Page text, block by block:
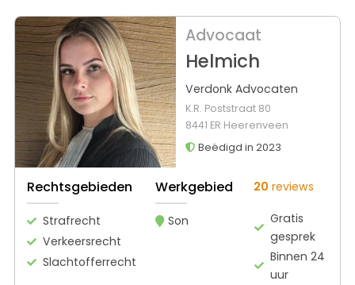
Advocaat
Helmich
Verdonk Advocaten
K.R. Poststraat 80
8441 ER Heerenveen
Beëdigd in 2023
Rechtsgebieden
Strafrecht
Verkeersrecht
Slachtofferrecht
Werkgebied
Son
20 reviews
Gratis
gesprek
Binnen 24
uur